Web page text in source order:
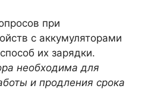
при
с аккумуляторами
их зарядки.
необходима для
и продления срока